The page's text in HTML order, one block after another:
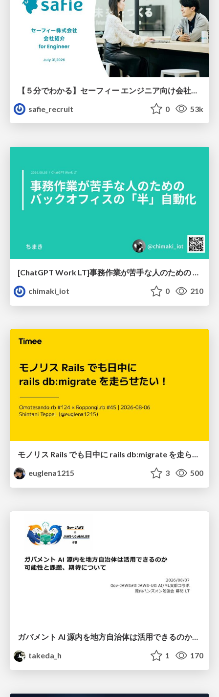
safie_recruit
0 53k
[ChatGPT Work LT]事務作業が苦手な人のための バックオフィスの「半」自動化
chimaki_iot
0 210
モノリス Rails でも日中に rails db:migrate を走らせたい！ / Daytime rails db:migrate on Monolithic Rails!
euglena1215
3 500
ガバメント AI 源内を地方自治体は活用できるのか 可能性と課題、期待について
takeda_h
1 170